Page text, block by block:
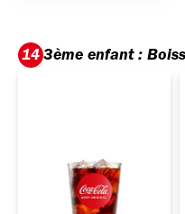
14 3ème enfant :